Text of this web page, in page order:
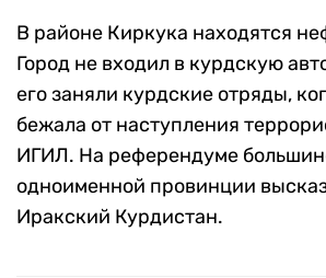
В районе Киркука находятся
Город не входил в курдскую
его заняли курдские отряды,
бежала от наступления
ИГИЛ. На референдуме
одноименной провинции
Иракский Курдистан.